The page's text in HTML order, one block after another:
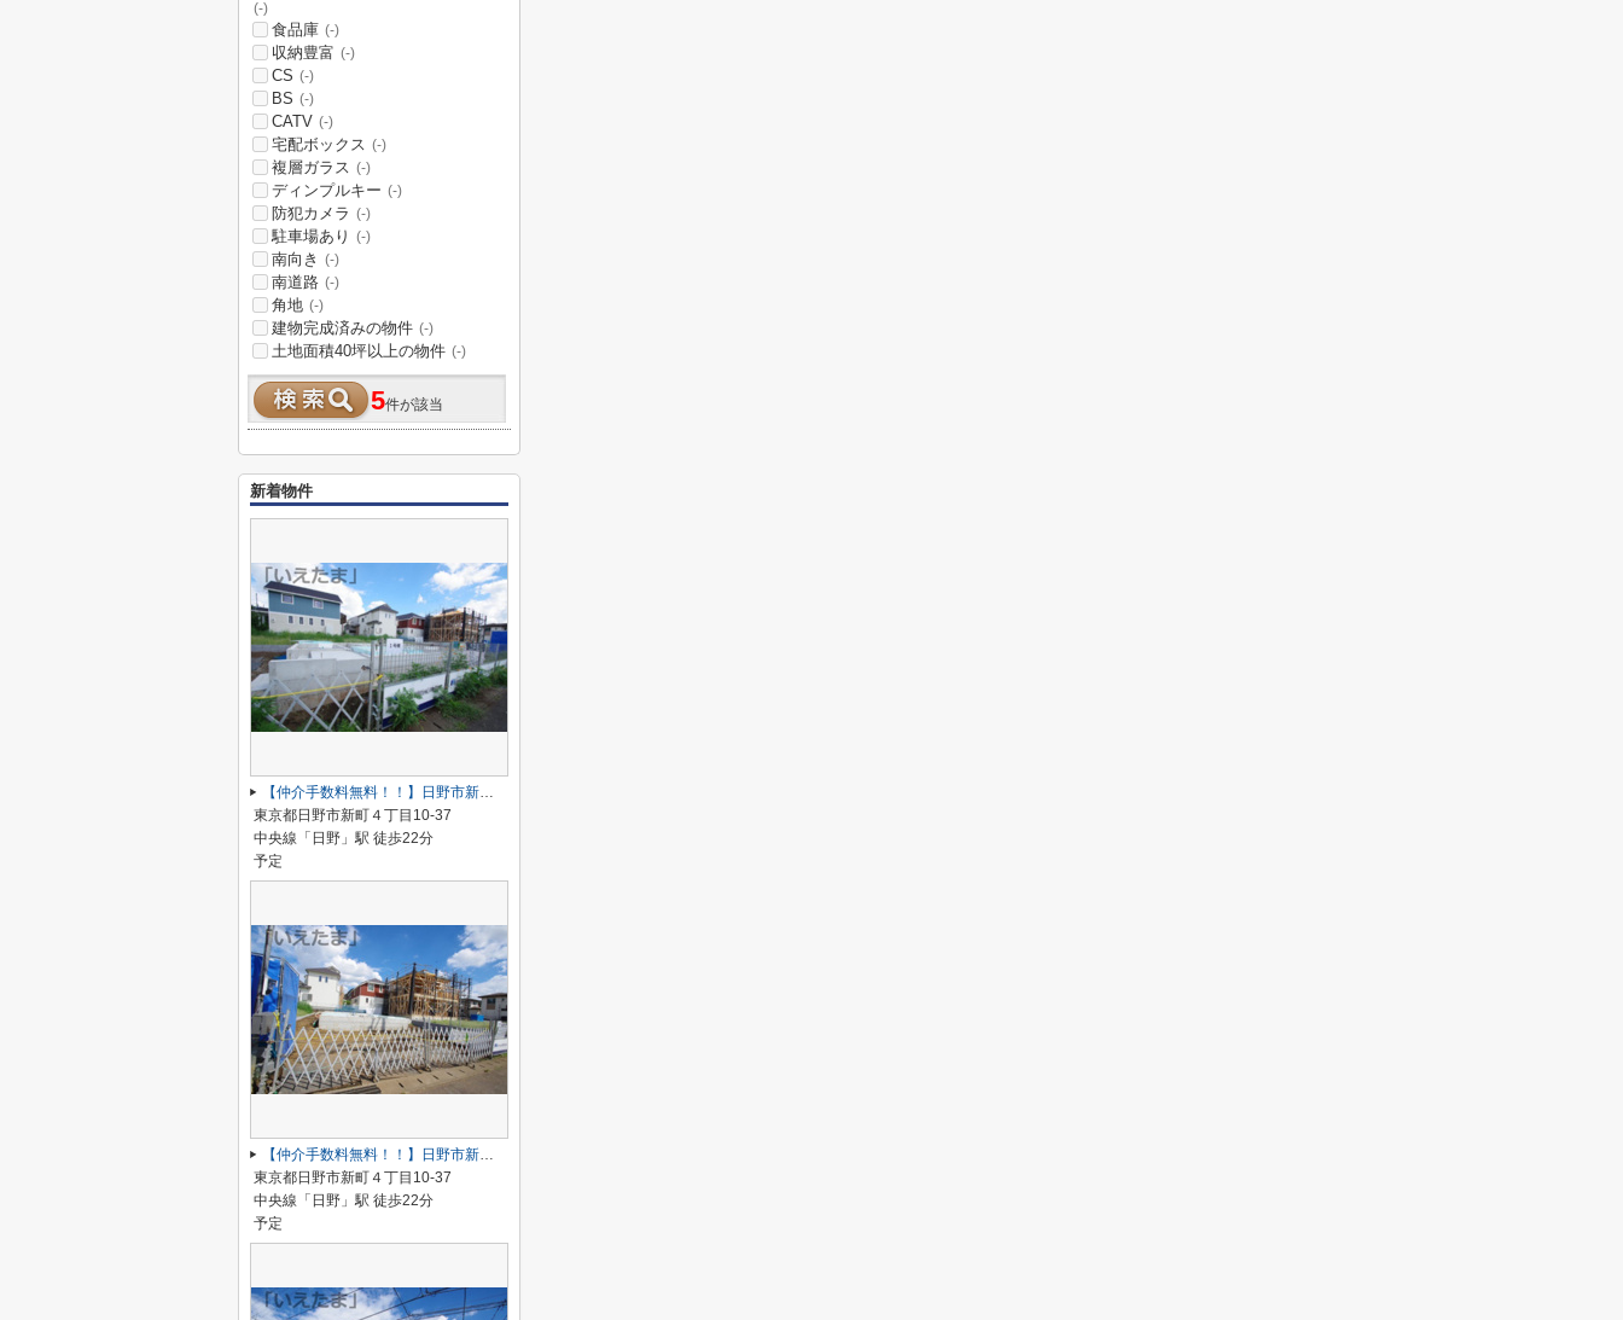
(-)
食品庫 (-)
収納豊富 (-)
CS (-)
BS (-)
CATV (-)
宅配ボックス (-)
複層ガラス (-)
ディンプルキー (-)
防犯カメラ (-)
駐車場あり (-)
南向き (-)
南道路 (-)
角地 (-)
建物完成済みの物件 (-)
土地面積40坪以上の物件 (-)
5件が該当
新着物件
【仲介手数料無料！！】日野市新町4丁目 新築戸建て（全5棟）1号棟 6280万円
東京都日野市新町４丁目10-37
中央線「日野」駅 徒歩22分
予定
【仲介手数料無料！！】日野市新町4丁目 新築戸建て（全5棟）3号棟 6280万円
東京都日野市新町４丁目10-37
中央線「日野」駅 徒歩22分
予定